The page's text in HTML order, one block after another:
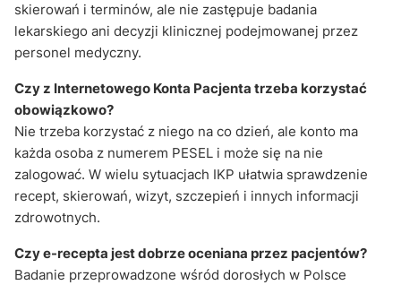
skierowań i terminów, ale nie zastępuje badania
lekarskiego ani decyzji klinicznej podejmowanej przez
personel medyczny.
Czy z Internetowego Konta Pacjenta trzeba korzystać
obowiązkowo?
Nie trzeba korzystać z niego na co dzień, ale konto ma
każda osoba z numerem PESEL i może się na nie
zalogować. W wielu sytuacjach IKP ułatwia sprawdzenie
recept, skierowań, wizyt, szczepień i innych informacji
zdrowotnych.
Czy e-recepta jest dobrze oceniana przez pacjentów?
Badanie przeprowadzone wśród dorosłych w Polsce